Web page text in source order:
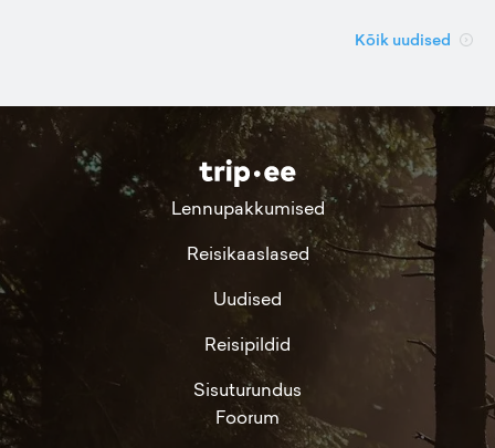
Kõik uudised
Lennupakkumised
Reisikaaslased
Uudised
Reisipildid
Sisuturundus
Foorum